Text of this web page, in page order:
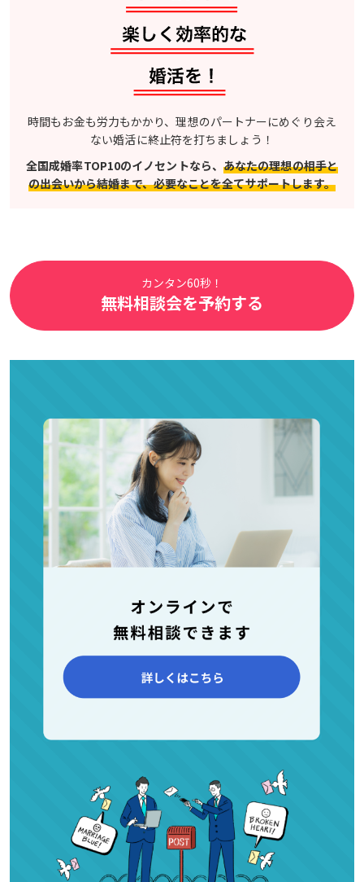
時間もお金も労力もかかり、理想のパートナーにめぐり会え
ない婚活に終止符を打ちましょう！
全国成婚率TOP10のイノセントなら、 あなたの理想の相手と
の出会いから結婚まで、必要なことを全てサポートします。
カンタン60秒！
無料相談会を予約する